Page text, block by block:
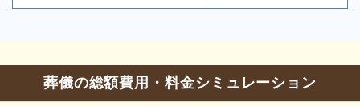
ご希望にあわせて葬儀の段取りを進めます。火葬場、
します。また、市区役所への死亡届なども代行できま
す。まずはお電話ください。
葬儀の相談 0120-24-1234
参列等のお問合せ 0120-328-719
葬儀の総額費用・料金シミュレーション